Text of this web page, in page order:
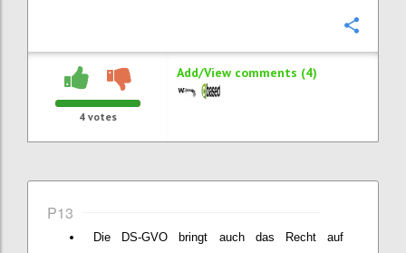
4 votes
Add/View comments (4)
P13
Die DS-GVO bringt auch das Recht auf